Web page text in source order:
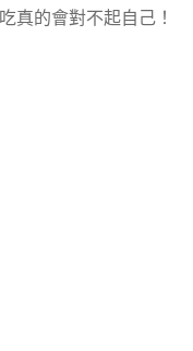
真的會對不起自己！